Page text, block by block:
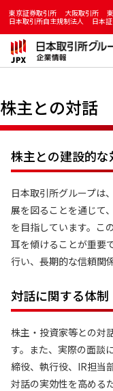
東京証券取引所 大阪取引所
日本取引所自主規制法人
日本
株主との対話
株主との建設的
日本取引所グループは
展を図ることを通じて
を目指しています。こ
耳を傾けることが重要
行い、長期的な信頼関
対話に関する体制
株主・投資家等との対
す。また、実際の面談
締役、執行役、IR担当
対話の実効性を高める